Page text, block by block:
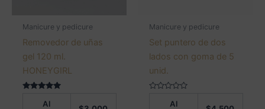
Manicure y pedicure
Removedor de uñas
gel 120 ml.
HONEYGIRL
Al
Manicure y pedicure
Set puntero de dos
lados con goma de 5
unid.
Al